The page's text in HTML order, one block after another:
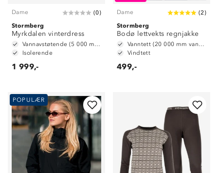
Dame (0)
Stormberg
Myrkdalen vinterdress
Vannavstøtende (5 000 mm vannsøyle)
Isolerende
1 999,-
Dame (2)
Stormberg
Bodø lettvekts regnjakke
Vanntett (20 000 mm vannsøyle)
Vindtett
499,-
POPULÆR